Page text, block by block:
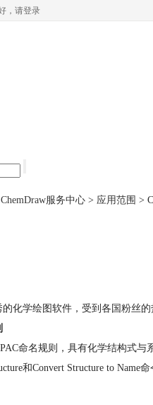
， 请登录
ChemDraw服务中心 > 应用范围 >
化学绘图软件，受到各国粉丝
命名规则，具有化学结构式
和Convert Structure to Name